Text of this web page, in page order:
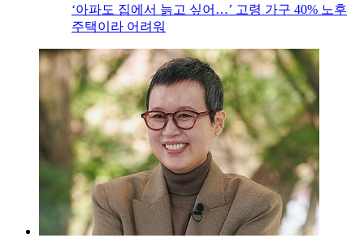
‘아파도 집에서 늙고 싶어…’ 고령 가구 40% 노후
주택이라 어려워